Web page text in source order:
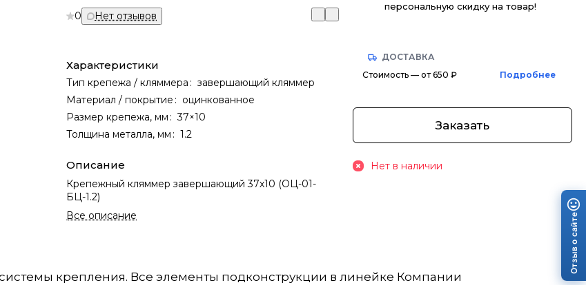
0 Нет отзывов
Характеристики
Тип крепежа / кляммера : завершающий кляммер
Материал / покрытие : оцинкованное
Размер крепежа, мм : 37×10
Толщина металла, мм : 1.2
Описание
Крепежный кляммер завершающий 37х10 (ОЦ-01-
БЦ-1.2)
Все описание
персональную скидку на товар!
ДОСТАВКА
Стоимость — от 650 ₽
Подробнее
Заказать
Нет в наличии
крепления. Все элементы подконструкции в линейке Компании
Отзыв о сайте